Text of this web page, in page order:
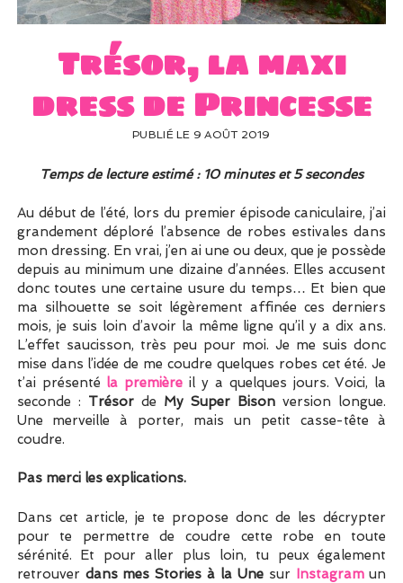
UN PEU DE DÉCO ?
UN SOUPÇON DE BRODERIE
Trésor, la maxi
dress de Princesse
PUBLIÉ LE 9 AOÛT 2019
Temps de lecture estimé : 10 minutes et 5 secondes
Au début de l’été, lors du premier épisode caniculaire, j’ai
grandement déploré l’absence de robes estivales dans
mon dressing. En vrai, j’en ai une ou deux, que je possède
depuis au minimum une dizaine d’années. Elles accusent
donc toutes une certaine usure du temps… Et bien que
ma silhouette se soit légèrement affinée ces derniers
mois, je suis loin d’avoir la même ligne qu’il y a dix ans.
L’effet saucisson, très peu pour moi. Je me suis donc
mise dans l’idée de me coudre quelques robes cet été. Je
t’ai présenté la première il y a quelques jours. Voici, la
seconde : Trésorde My Super Bison version longue.
Une merveille à porter, mais un petit casse-tête à
coudre.
Pas merci les explications.
Dans cet article, je te propose donc de les décrypter
pour te permettre de coudre cette robe en toute
sérénité. Et pour aller plus loin, tu peux également
retrouver dans mes Stories à la Unesur Instagram un